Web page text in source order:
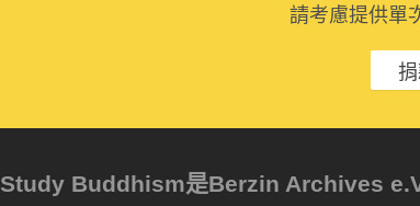
請考慮提供單
Study Buddhism是Berzin Archives